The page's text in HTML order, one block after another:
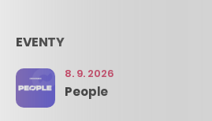
EVENTY
8. 9. 2026
People